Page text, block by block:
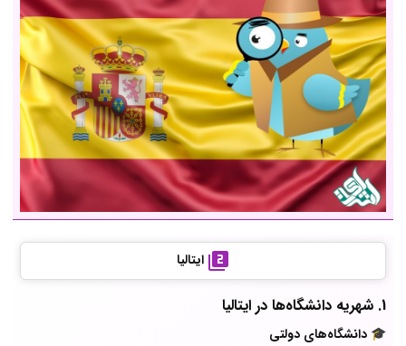
ایتالیا
1. شهریه دانشگاه‌ها در ایتالیا
🎓 دانشگاه‌های دولتی